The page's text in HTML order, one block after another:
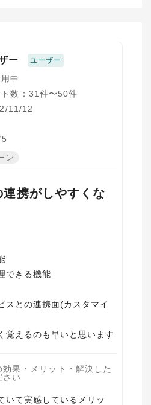
ー ユーザー
中
数：31件〜50件
11/12
ン
携がしやすくな
できる機能
スとの連携面(カスタマイ
覚えるのも早いと思います
果・メリット・解決した
さい
いて実感しているメリッ